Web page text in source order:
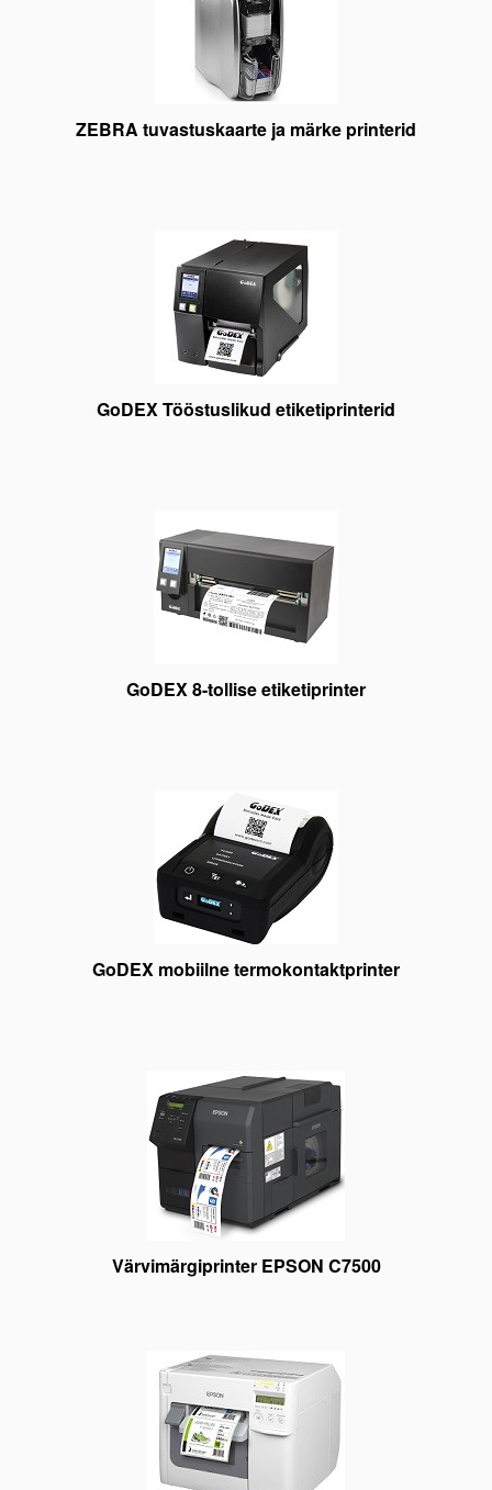
ZEBRA tuvastuskaarte ja märke printerid
GoDEX Tööstuslikud etiketiprinterid
GoDEX 8-tollise etiketiprinter
GoDEX mobiilne termokontaktprinter
Värvimärgiprinter EPSON C7500